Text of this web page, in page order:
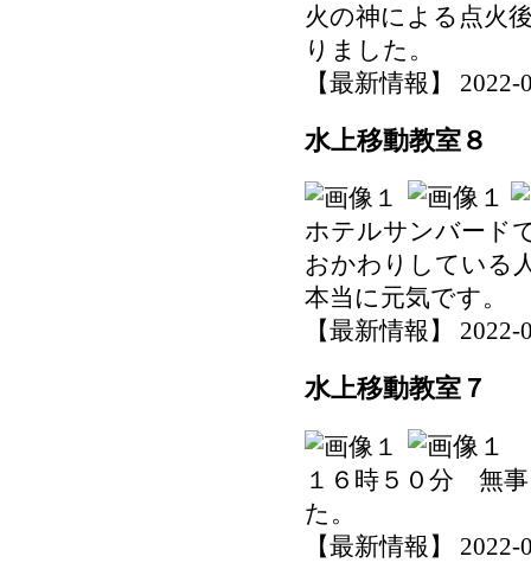
火の神による点火
りました。
【最新情報】
水上移動教室８
ホテルサンバード
おかわりしている
本当に元気です。
【最新情報】
水上移動教室７
１６時５０分 無
た。
【最新情報】